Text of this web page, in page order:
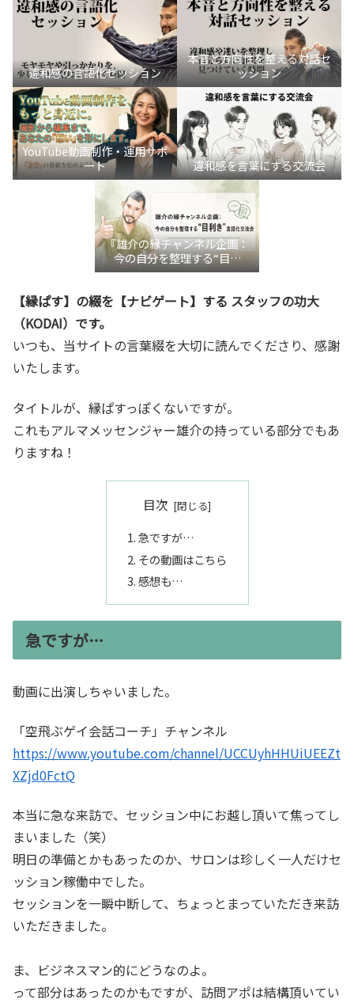
違和感の言語化セッション
本音と方向性を整える対話セ
ッション
YouTube動画制作・運用サポ
ート
違和感を言葉にする交流会
『雄介の縁チャンネル企画：
今の自分を整理する“目利
き”言語化交流会』
【縁ぱす】の綴を【ナビゲート】する スタッフの功大
（KODAI）です。
いつも、当サイトの言葉綴を大切に読んでくださり、感謝
いたします。
タイトルが、縁ぱすっぽくないですが。
これもアルマメッセンジャー雄介の持っている部分でもあ
りますね！
目次
急ですが…
その動画はこちら
感想も…
急ですが…
動画に出演しちゃいました。
「空飛ぶゲイ会話コーチ」チャンネル
https://www.youtube.com/channel/UCCUyhHHUiUEEZt
XZjd0FctQ
本当に急な来訪で、セッション中にお越し頂いて焦ってし
まいました（笑）
明日の準備とかもあったのか、サロンは珍しく一人だけセ
ッション稼働中でした。
セッションを一瞬中断して、ちょっとまっていただき来訪
いただきました。
ま、ビジネスマン的にどうなのよ。
って部分はあったのかもですが、訪問アポは結構頂いてい